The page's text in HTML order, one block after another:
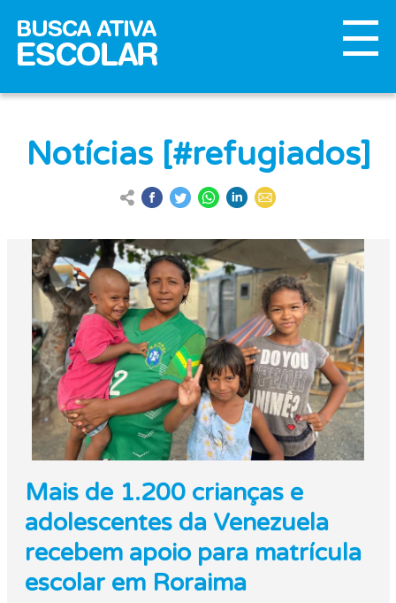
Notícias [#refugiados]
Mais de 1.200 crianças e
adolescentes da Venezuela
recebem apoio para matrícula
escolar em Roraima